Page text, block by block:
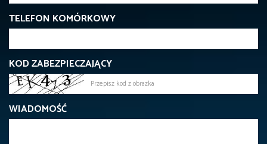
TELEFON KOMÓRKOWY
KOD ZABEZPIECZAJĄCY
WIADOMOŚĆ